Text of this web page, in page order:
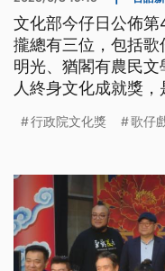
文化部今仔日公佈第
攏總有三位，包括
明光、猶閣有農民
人終身文化成就獎
由行政院長頒獎。
行政院文化獎 歌仔